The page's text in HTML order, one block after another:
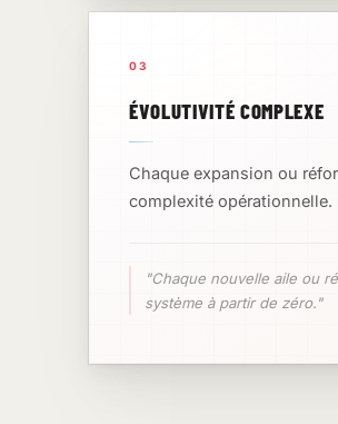
03
ÉVOLUTIVITÉ COMPLEXE
Chaque expansion ou
complexité opérationnelle.
"Chaque nouvelle aile ou
système à partir de zéro."